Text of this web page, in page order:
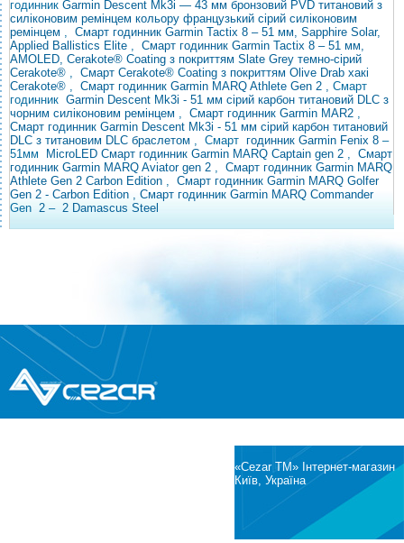
годинник Garmin Descent Mk3i — 43 мм бронзовий PVD титановий з
силіконовим ремінцем кольору французький сірий силіконовим
ремінцем , Смарт годинник Garmin Tactix 8 – 51 мм, Sapphire Solar,
Applied Ballistics Elite , Смарт годинник Garmin Tactix 8 – 51 мм,
AMOLED, Cerakote® Coating з покриттям Slate Grey темно-сірий
Cerakote® , Смарт Cerakote® Coating з покриттям Olive Drab хакі
Cerakote® , Смарт годинник Garmin MARQ Athlete Gen 2 , Смарт
годинник Garmin Descent Mk3i - 51 мм сірий карбон титановий DLC з
чорним силіконовим ремінцем , Смарт годинник Garmin MAR2 ,
Смарт годинник Garmin Descent Mk3i - 51 мм сірий карбон титановий
DLC з титановим DLC браслетом , Смарт годинник Garmin Fenix ​​8 –
51мм
MicroLED Смарт годинник Garmin MARQ Captain gen 2 , Смарт
годинник Garmin MARQ Aviator gen 2 , Смарт годинник Garmin MARQ
Athlete Gen 2 Carbon Edition , Смарт годинник Garmin MARQ Golfer
Gen 2 - Carbon Edition , Смарт годинник Garmin MARQ Commander
Gen 2 – 2 Damascus Steel
®
«Cezar TM» Інтернет-магазин
Київ, Україна